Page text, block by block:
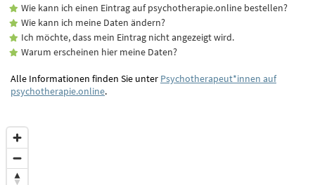
Wie kann ich einen Eintrag auf psychotherapie.online bestellen?
Wie kann ich meine Daten ändern?
Ich möchte, dass mein Eintrag nicht angezeigt wird.
Warum erscheinen hier meine Daten?
Alle Informationen finden Sie unter Psychotherapeut*innen auf
psychotherapie.online.